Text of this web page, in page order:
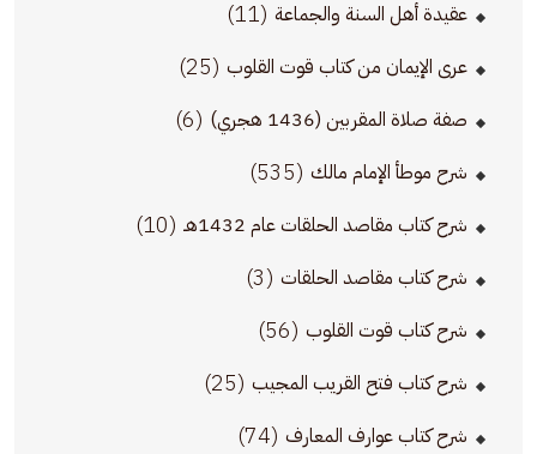
عقيدة أهل السنة والجماعة (11)
عرى الإيمان من كتاب قوت القلوب (25)
صفة صلاة المقربين (1436 هجري) (6)
شرح موطأ الإمام مالك (535)
شرح كتاب مقاصد الحلقات عام 1432هـ (10)
شرح كتاب مقاصد الحلقات (3)
شرح كتاب قوت القلوب (56)
شرح كتاب فتح القريب المجيب (25)
شرح كتاب عوارف المعارف (74)